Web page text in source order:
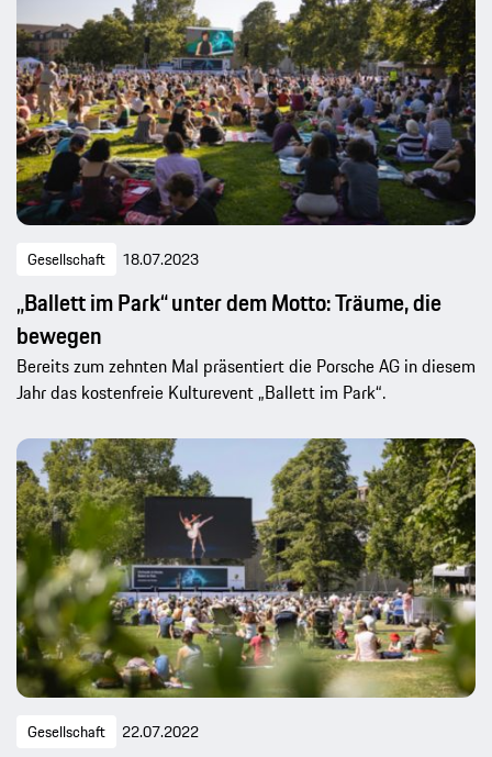
Gesellschaft 18.07.2023
„Ballett im Park“ unter dem Motto: Träume, die
bewegen
Bereits zum zehnten Mal präsentiert die Porsche AG in diesem
Jahr das kostenfreie Kulturevent „Ballett im Park“.
Gesellschaft 22.07.2022